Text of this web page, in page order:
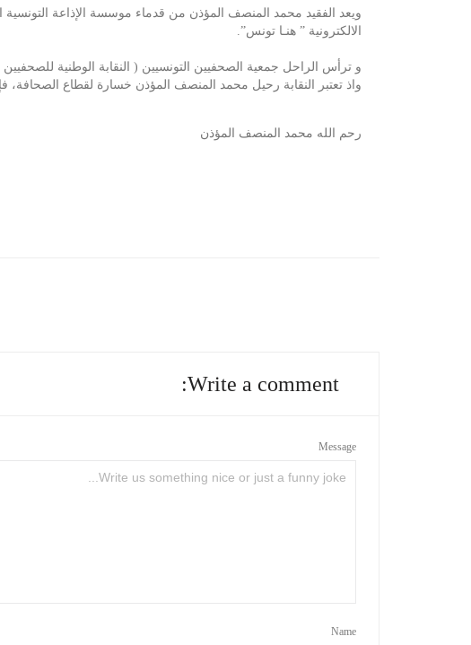
ويعد الفقيد محمد المنصف المؤذن من قدماء موسسة الإذاعة
الالكترونية ” هنـا تونس”.
و ترأس الراحل جمعية الصحفيين التونسيين ( النقابة الوطنية للصحفيين
واذ تعتبر النقابة رحيل محمد المنصف المؤذن خسارة لقطاع الصحافة،
رحم الله محمد المنصف المؤذن
Write a comment:
Message
Name